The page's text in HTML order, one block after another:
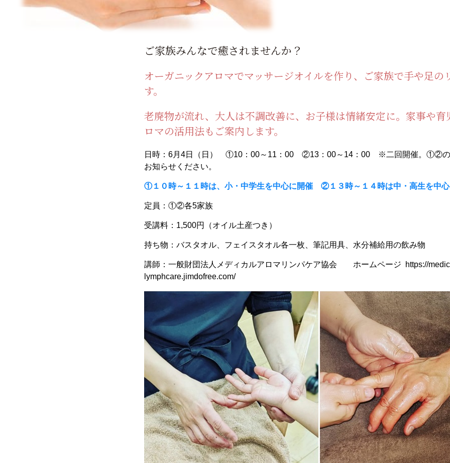
ご家族みんなで癒されませんか？
オーガニックアロマでマッサージオイルを作り、ご家族で手や足の
す。
老廃物が流れ、大人は不調改善に、お子様は情緒安定に。家事や
ロマの活用法もご案内します。
日時：6月4日（日） ①10：00～11：00 ②13：00～14：00 ※二回開催。①②の
お知らせください。
①１０時～１１時は、小・中学生を中心に開催 ②１３時～１４時は中・高生を中
定員：①②各5家族
受講料：1,500円（オイル土産つき）
持ち物：バスタオル、フェイスタオル各一枚、筆記用具、水分補給用の飲み物
講師：一般財団法人メディカルアロマリンパケア協会 ホームページ
https://
lymphcare.jimdofree.com/